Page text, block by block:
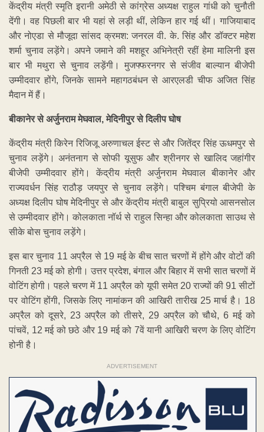
केंद्रीय मंत्री स्मृति इरानी अमेठी से कांग्रेस अध्यक्ष राहुल गांधी को चुनौती
देंगी। वह पिछली बार भी यहां से लड़ी थीं, लेकिन हार गई थीं। गाजियाबाद
और नोएडा से मौजूदा सांसद क्रमश: जनरल वी. के. सिंह और डॉक्टर महेश
शर्मा चुनाव लड़ेंगे। अपने जमाने की मशहूर अभिनेत्री रहीं हेमा मालिनी इस
बार भी मथुरा से चुनाव लड़ेंगी। मुजफ्फरनगर से संजीव बाल्यान बीजेपी
उम्मीदवार होंगे, जिनके सामने महागठबंधन से आरएलडी चीफ अजित सिंह
मैदान में हैं।
बीकानेर से अर्जुनराम मेघवाल, मेदिनीपुर से दिलीप घोष
केंद्रीय मंत्री किरेन रिजिजू अरुणाचल ईस्ट से और जितेंद्र सिंह ऊधमपुर से
चुनाव लड़ेंगे। अनंतनाग से सोफी यूसुफ और श्रीनगर से खालिद जहांगीर
बीजेपी उम्मीदवार होंगे। केंद्रीय मंत्री अर्जुनराम मेघवाल बीकानेर और
राज्यवर्धन सिंह राठौड़ जयपुर से चुनाव लड़ेंगे। पश्चिम बंगाल बीजेपी के
अध्यक्ष दिलीप घोष मेदिनीपुर से और केंद्रीय मंत्री बाबुल सुप्रियो आसनसोल
से उम्मीदवार होंगे। कोलकाता नॉर्थ से राहुल सिन्हा और कोलकाता साउथ से
सीके बोस चुनाव लड़ेंगे।
इस बार चुनाव 11 अप्रैल से 19 मई के बीच सात चरणों में होंगे और वोटों की
गिनती 23 मई को होगी। उत्तर प्रदेश, बंगाल और बिहार में सभी सात चरणों में
वोटिंग होगी। पहले चरण में 11 अप्रैल को यूपी समेत 20 राज्यों की 91 सीटों
पर वोटिंग होंगी, जिसके लिए नामांकन की आखिरी तारीख 25 मार्च है। 18
अप्रैल को दूसरे, 23 अप्रैल को तीसरे, 29 अप्रैल को चौथे, 6 मई को
पांचवें, 12 मई को छठे और 19 मई को 7वें यानी आखिरी चरण के लिए वोटिंग
होनी है।
ADVERTISEMENT